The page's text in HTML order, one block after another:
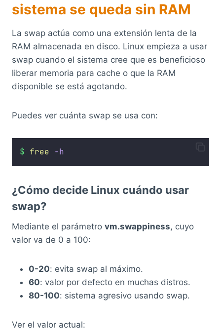
sistema se queda sin RAM
La swap actúa como una extensión lenta de la
RAM almacenada en disco. Linux empieza a usar
swap cuando el sistema cree que es beneficioso
liberar memoria para cache o que la RAM
disponible se está agotando.
Puedes ver cuánta swap se usa con:
$ free -h
¿Cómo decide Linux cuándo usar
swap?
Mediante el parámetro vm.swappiness, cuyo
valor va de 0 a 100:
0-20: evita swap al máximo.
60: valor por defecto en muchas distros.
80-100: sistema agresivo usando swap.
Ver el valor actual: